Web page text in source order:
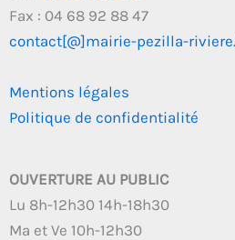
Fax : 04 68 92 88 47
contact[@]mairie-pezilla-
Mentions légales
Politique de confidentialité
OUVERTURE AU PUBLIC
Lu 8h-12h30 14h-18h30
Ma et Ve 10h-12h30